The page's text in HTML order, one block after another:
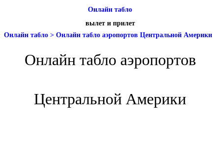
Онлайн табло
вылет и прилет
Онлайн табло > Онлайн табло аэропортов Центральной Америки
Онлайн табло аэропортов
Центральной Америки